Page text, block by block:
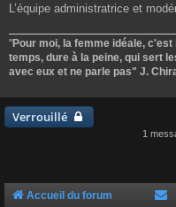
L’équipe administratrice et
"Pour moi, la femme idéale,
temps, dure à la peine, qui sert
avec eux et ne parle pas" J.
Verrouillé
1
Accueil du forum